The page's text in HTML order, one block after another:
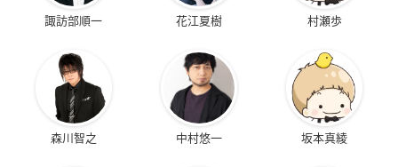
諏訪部順一 花江夏樹 村瀬歩
森川智之 中村悠一 坂本真綾